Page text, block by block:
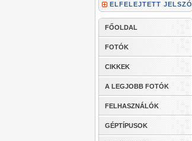
ELFELEJTETT JELSZÓ
FŐOLDAL
FOTÓK
CIKKEK
A LEGJOBB FOTÓK
FELHASZNÁLÓK
GÉPTÍPUSOK